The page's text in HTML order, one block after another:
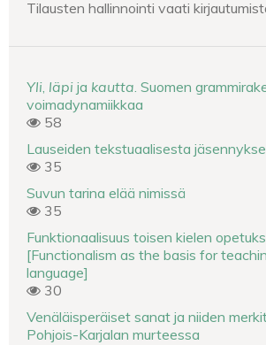
Tilausten hallinnointi vaati
Yli läpi ja kautta . Suomen
voimadynamiikkaa
58
Lauseiden tekstuaalisesta
35
Suvun tarina elää nimissä
35
Funktionaalisuus toisen kielen
[Functionalism as the basis for
language]
30
Venäläisperäiset sanat ja niiden
Pohjois-Karjalan murteessa